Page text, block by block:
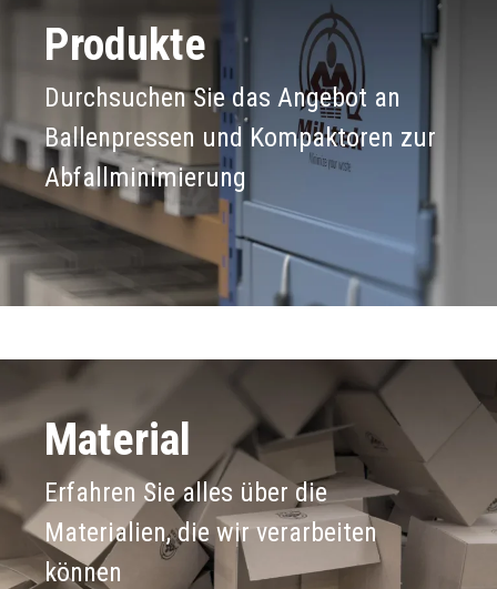
Produkte
Durchsuchen Sie das Angebot an
Ballenpressen und Kompaktoren zur
Abfallminimierung
Material
Erfahren Sie alles über die
Materialien, die wir verarbeiten
können